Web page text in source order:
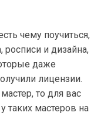
чему поучиться,
и дизайна,
даже
лицензии.
то для вас
таких мастеров на